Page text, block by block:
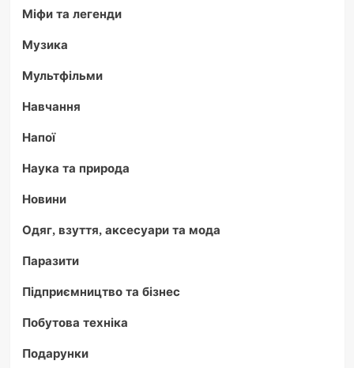
Міфи та легенди
Музика
Мультфільми
Навчання
Напої
Наука та природа
Новини
Одяг, взуття, аксесуари та мода
Паразити
Підприємництво та бізнес
Побутова техніка
Подарунки